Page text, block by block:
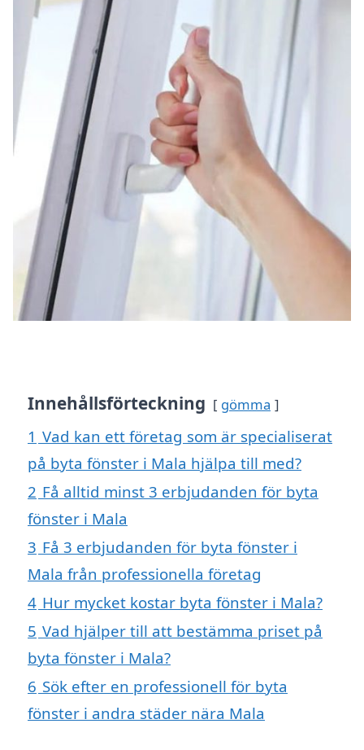
Innehållsförteckning gömma
1 Vad kan ett företag som är specialiserat
på byta fönster i Mala hjälpa till med?
2 Få alltid minst 3 erbjudanden för byta
fönster i Mala
3 Få 3 erbjudanden för byta fönster i
Mala från professionella företag
4 Hur mycket kostar byta fönster i Mala?
5 Vad hjälper till att bestämma priset på
byta fönster i Mala?
6 Sök efter en professionell för byta
fönster i andra städer nära Mala